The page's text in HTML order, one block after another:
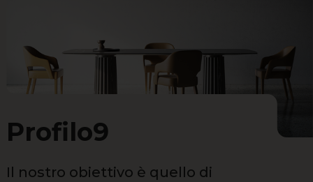
Profilo9
Il nostro obiettivo è quello di